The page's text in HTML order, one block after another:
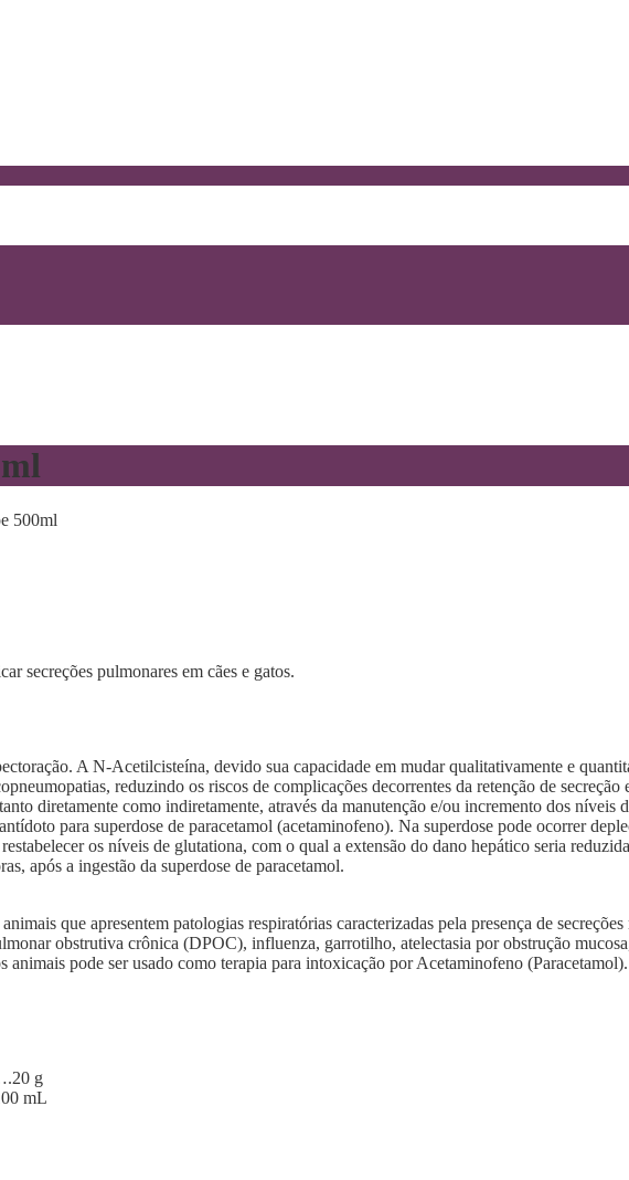
500ml
secreções pulmonares em cães e gatos.
A N-Acetilcisteína, devido sua capacidade em mudar qualitativamente e
reduzindo os riscos de complicações decorrentes da retenção de
diretamente como indiretamente, através da manutenção e/ou incremento dos
para superdose de paracetamol (acetaminofeno). Na superdose pode ocorrer
os níveis de glutationa, com o qual a extensão do dano hepático seria
após a ingestão da superdose de paracetamol.
que apresentem patologias respiratórias caracterizadas pela presença de
obstrutiva crônica (DPOC), influenza, garrotilho, atelectasia por obstrução
animais pode ser usado como terapia para intoxicação por Acetaminofeno (Paracetamol).
g
mL